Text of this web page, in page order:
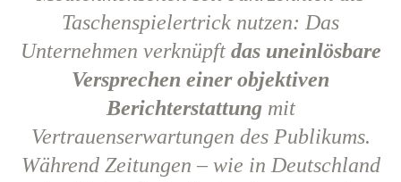
Taschenspielertrick nutzen: Das
Unternehmen verknüpftdas uneinlösbare
Versprechen einer objektiven
Berichterstattungmit
Vertrauenserwartungen des Publikums.
Während Zeitungen – wie in Deutschland